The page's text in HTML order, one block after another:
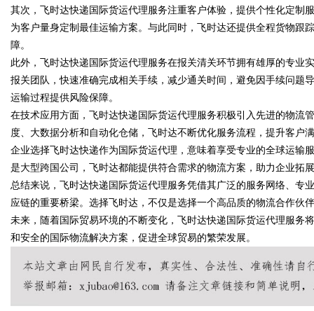
uz
!
Bo
其次，飞时达快递国际货运代理服务注重客户体验，提供个性化定制
为客户量身定制最佳运输方案。与此同时，飞时达还提供全程货物跟
障。
此外，飞时达快递国际货运代理服务在报关清关环节拥有雄厚的专业
报关团队，快速准确完成相关手续，减少通关时间，避免因手续问题
运输过程提供风险保障。
在技术应用方面，飞时达快递国际货运代理服务积极引入先进的物流
度、大数据分析和自动化仓储，飞时达不断优化服务流程，提升客户
企业选择飞时达快递作为国际货运代理，意味着享受专业的全球运输
是大型跨国公司，飞时达都能提供符合需求的物流方案，助力企业拓
总结来说，飞时达快递国际货运代理服务凭借其广泛的服务网络、专
应链的重要桥梁。选择飞时达，不仅是选择一个高品质的物流合作伙
未来，随着国际贸易环境的不断变化，飞时达快递国际货运代理服务
和安全的国际物流解决方案，促进全球贸易的繁荣发展。